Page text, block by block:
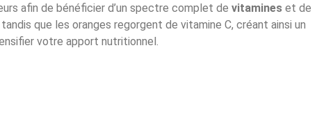
afin de bénéficier d’un spectre complet de vitamines et de
que les oranges regorgent de vitamine C, créant ainsi un
votre apport nutritionnel.